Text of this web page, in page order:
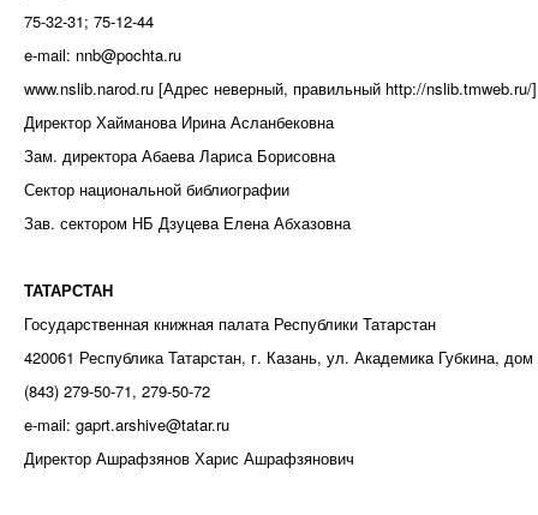
75-32-31; 75-12-44
e-mail: nnb@pochta.ru
www.nslib.narod.ru [Адрес неверный, правильный http://nslib.tmweb.ru/]
Директор Хайманова Ирина Асланбековна
Зам. директора Абаева Лариса Борисовна
Сектор национальной библиографии
Зав. сектором НБ Дзуцева Елена Абхазовна
ТАТАРСТАН
Государственная книжная палата Республики Татарстан
420061 Республика Татарстан, г. Казань, ул. Академика Губкина,
(843) 279-50-71, 279-50-72
e-mail: gaprt.arshive@tatar.ru
Директор Ашрафзянов Харис Ашрафзянович